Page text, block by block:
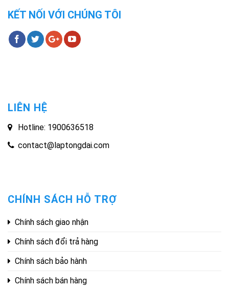
KẾT NỐI VỚI CHÚNG TÔI
LIÊN HỆ
Hotline: 1900636518
contact@laptongdai.com
CHÍNH SÁCH HỖ TRỢ
Chính sách giao nhận
Chính sách đổi trả hàng
Chính sách bảo hành
Chính sách bán hàng